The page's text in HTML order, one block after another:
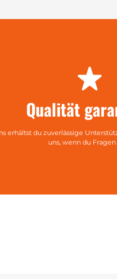
Qualität
erhältst du zuverlässige
uns, wenn du Fragen